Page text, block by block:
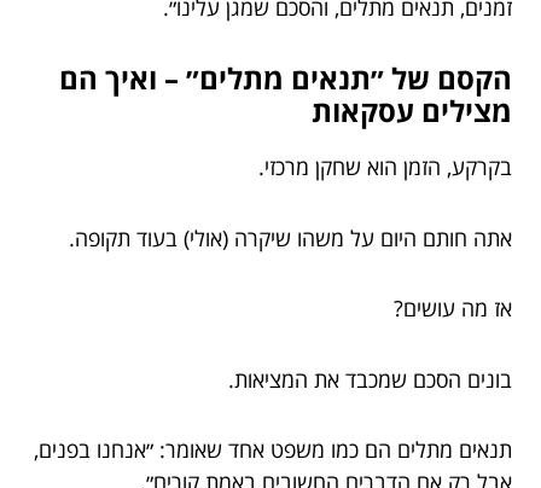
זמנים, תנאים מתלים, והסכם שמגן עלינו״.
הקסם של ״תנאים מתלים״ – ואיך הם
מצילים עסקאות
בקרקע, הזמן הוא שחקן מרכזי.
אתה חותם היום על משהו שיקרה (אולי) בעוד תקופה.
אז מה עושים?
בונים הסכם שמכבד את המציאות.
תנאים מתלים הם כמו משפט אחד שאומר: ״אנחנו בפנים,